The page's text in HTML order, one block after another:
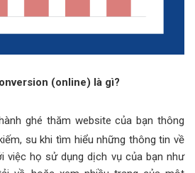
(online) là gì?
ghé thăm website của bạn thông
su khi tìm hiểu những thông tin về
việc họ sử dụng dịch vụ của bạn như